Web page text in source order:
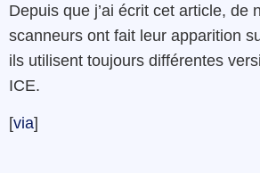
Depuis que j’ai écrit cet article, de
scanneurs ont fait leur apparition
ils utilisent toujours différentes
ICE.
[via]